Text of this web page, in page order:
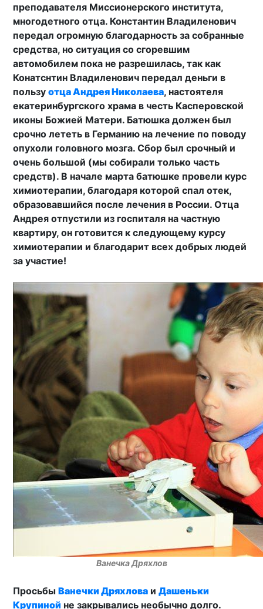
преподавателя Миссионерского института,
многодетного отца. Константин Владиленович
передал огромную благодарность за собранные
средства, но ситуация со сгоревшим
автомобилем пока не разрешилась, так как
Конатснтин Владиленович передал деньги в
пользуотца Андрея Николаева, настоятеля
екатеринбургского храма в честь Касперовской
иконы Божией Матери. Батюшка должен был
срочно лететь в Германию на лечение по поводу
опухоли головного мозга. Сбор был срочный и
очень большой (мы собирали только часть
средств). В начале марта батюшке провели курс
химиотерапии, благодаря которой спал отек,
образовавшийся после лечения в России. Отца
Андрея отпустили из госпиталя на частную
квартиру, он готовится к следующему курсу
химиотерапии и благодарит всех добрых людей
за участие!
Ванечка Дряхлов
ПросьбыВанечки Дряхлова иДашеньки
Крупиной не закрывались необычно долго.